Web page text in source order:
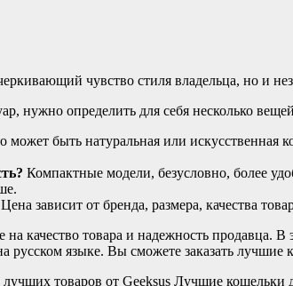
чувство стиля владельца, но и
нужно определить для себя несколько
может быть натуральная или искусственная
Компактные модели, безусловно, более
Цена зависит от бренда, размера, качества
качество товара и надежность продавца.
русском языке. Вы сможете заказать
товаров от Geeksus Лучшие